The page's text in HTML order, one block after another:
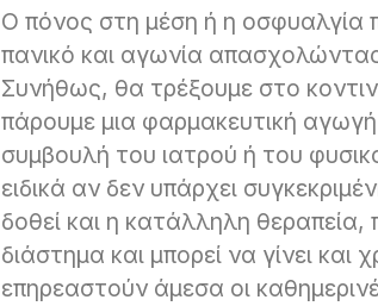
Ο πόνος στη μέση ή η οσφυαλγία
πανικό και αγωνία
Συνήθως, θα τρέξουμε στο
πάρουμε μια φαρμακευτική
συμβουλή του ιατρού ή του
ειδικά αν δεν υπάρχει
δοθεί και η κατάλληλη θεραπεία,
διάστημα και μπορεί να γίνει
επηρεαστούν άμεσα οι